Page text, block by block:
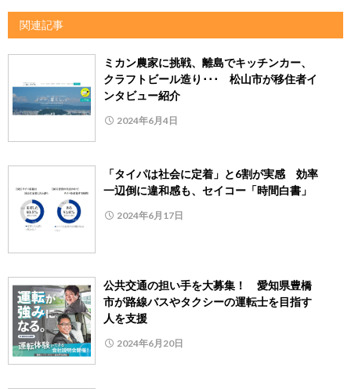
関連記事
ミカン農家に挑戦、離島でキッチンカー、
クラフトビール造り･･･ 松山市が移住者イ
ンタビュー紹介
2024年6月4日
「タイパは社会に定着」と6割が実感 効率
一辺倒に違和感も、セイコー「時間白書」
2024年6月17日
公共交通の担い手を大募集！ 愛知県豊橋
市が路線バスやタクシーの運転士を目指す
人を支援
2024年6月20日